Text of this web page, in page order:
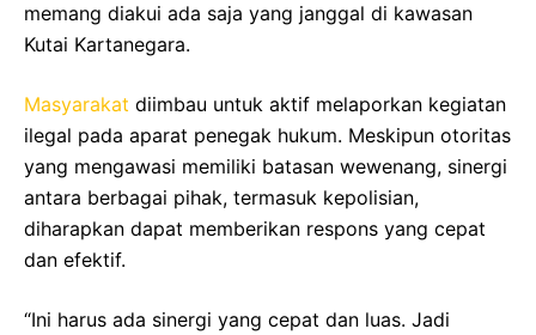
memang diakui ada saja yang janggal di kawasan
Kutai Kartanegara.
Masyarakat diimbau untuk aktif melaporkan kegiatan
ilegal pada aparat penegak hukum. Meskipun otoritas
yang mengawasi memiliki batasan wewenang, sinergi
antara berbagai pihak, termasuk kepolisian,
diharapkan dapat memberikan respons yang cepat
dan efektif.
“Ini harus ada sinergi yang cepat dan luas. Jadi